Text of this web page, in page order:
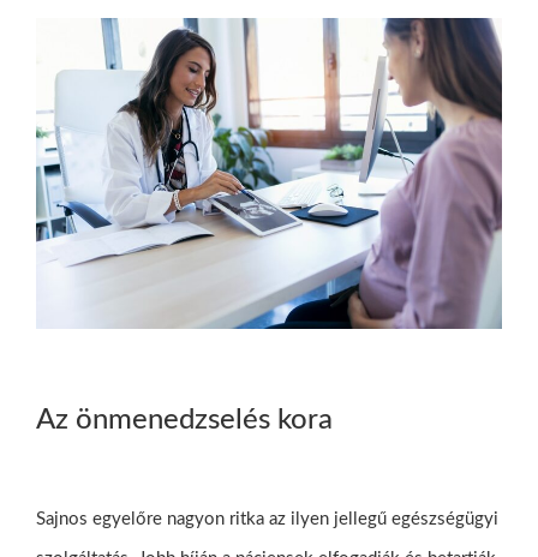
Az önmenedzselés kora
Sajnos egyelőre nagyon ritka az ilyen jellegű egészségügyi